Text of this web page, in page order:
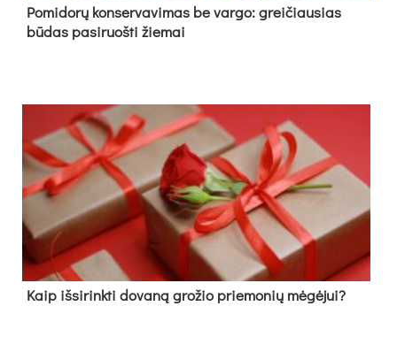
Pomidorų konservavimas be vargo: greičiausias
būdas pasiruošti žiemai
Kaip išsirinkti dovaną grožio priemonių mėgėjui?